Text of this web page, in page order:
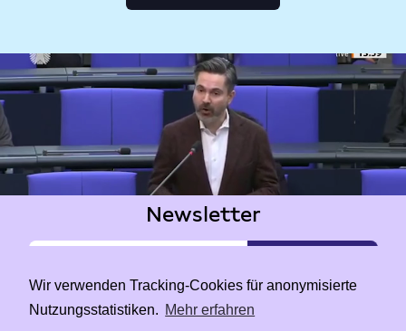
Wir verwenden Tracking-Cookies für anonymisierte
Nutzungsstatistiken. Mehr erfahren
Newsletter